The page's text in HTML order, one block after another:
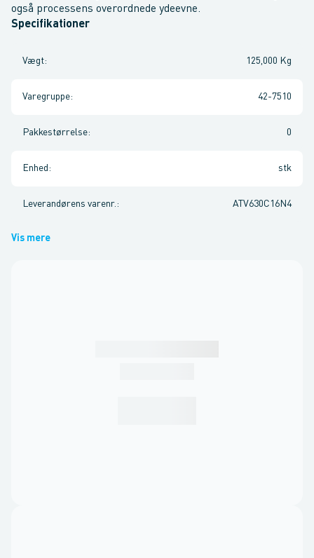
også processens overordnede ydeevne.
Specifikationer
Vægt: 125,000 Kg
Varegruppe: 42-7510
Pakkestørrelse: 0
Enhed : stk
Leverandørens varenr. : ATV630C16N4
Vis mere